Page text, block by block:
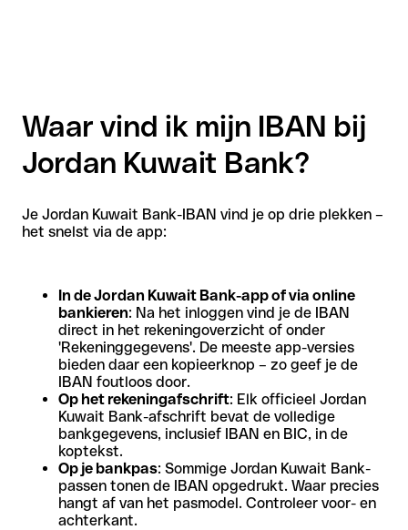
Waar vind ik mijn IBAN bij
Jordan Kuwait Bank?
Je Jordan Kuwait Bank-IBAN vind je op drie plekken –
het snelst via de app:
In de Jordan Kuwait Bank-app of via online
bankieren: Na het inloggen vind je de IBAN
direct in het rekeningoverzicht of onder
'Rekeninggegevens'. De meeste app-versies
bieden daar een kopieerknop – zo geef je de
IBAN foutloos door.
Op het rekeningafschrift: Elk officieel Jordan
Kuwait Bank-afschrift bevat de volledige
bankgegevens, inclusief IBAN en BIC, in de
koptekst.
Op je bankpas: Sommige Jordan Kuwait Bank-
passen tonen de IBAN opgedrukt. Waar precies
hangt af van het pasmodel. Controleer voor- en
achterkant.